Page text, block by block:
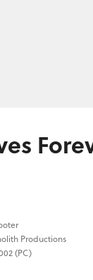
Productions
(PC)